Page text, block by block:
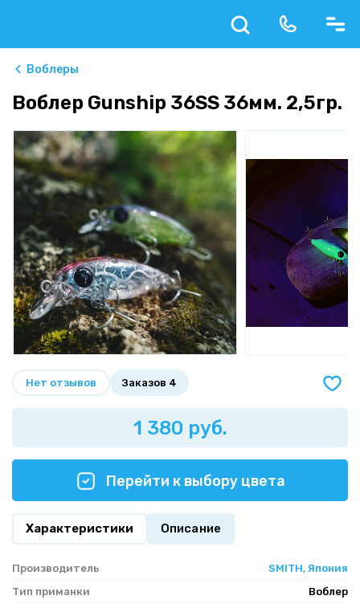
Воблеры
Воблер Gunship 36SS 36мм. 2,5гр.
Нет отзывов Заказов 4
1 380 руб.
Перейти к выбору цвета
Характеристики Описание
Производитель
SMITH, Япония
Тип приманки
Воблер